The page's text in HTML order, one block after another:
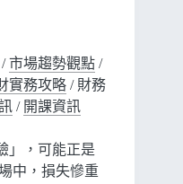
/市場趨勢觀點 /
實務攻略 / 財務
/ 開課資訊
」，可能正是
中，損失慘重